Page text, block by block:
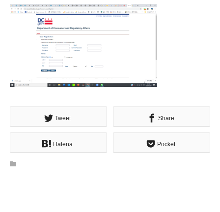
Tweet Share
Hatena Pocket